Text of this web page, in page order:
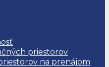
priestorov
na prenájom